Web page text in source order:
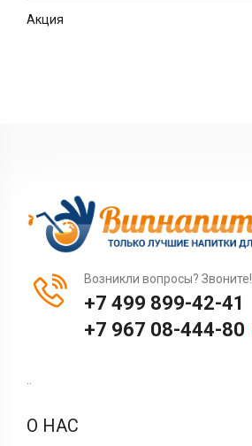
Акция
Возникли вопросы? Звоните!
+7 499 899-42-41
+7 967 08-444-80
..
О НАС